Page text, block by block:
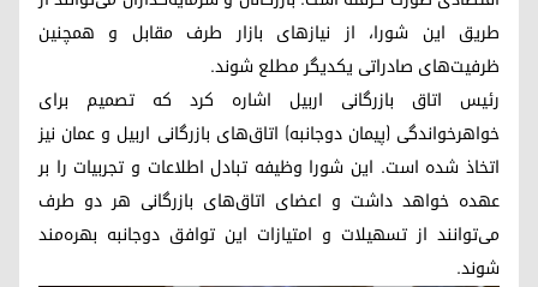
طریق این شورا، از نیازهای بازار طرف مقابل و همچنین
ظرفیت‌های صادراتی یکدیگر مطلع شوند.
رئیس اتاق بازرگانی اربیل اشاره کرد که تصمیم برای
خواهرخواندگی (پیمان دوجانبه) اتاق‌های بازرگانی اربیل و عمان نیز
اتخاذ شده است. این شورا وظیفه تبادل اطلاعات و تجربیات را بر
عهده خواهد داشت و اعضای اتاق‌های بازرگانی هر دو طرف
می‌توانند از تسهیلات و امتیازات این توافق دوجانبه بهره‌مند
شوند.